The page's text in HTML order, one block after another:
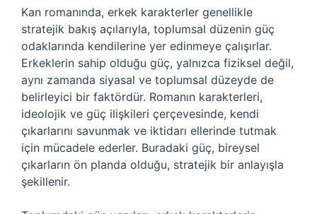
Kan romanında, erkek karakterler genellikle
stratejik bakış açılarıyla, toplumsal düzenin güç
odaklarında kendilerine yer edinmeye çalışırlar.
Erkeklerin sahip olduğu güç, yalnızca fiziksel değil,
aynı zamanda siyasal ve toplumsal düzeyde de
belirleyici bir faktördür. Romanın karakterleri,
ideolojik ve güç ilişkileri çerçevesinde, kendi
çıkarlarını savunmak ve iktidarı ellerinde tutmak
için mücadele ederler. Buradaki güç, bireysel
çıkarların ön planda olduğu, stratejik bir anlayışla
şekillenir.